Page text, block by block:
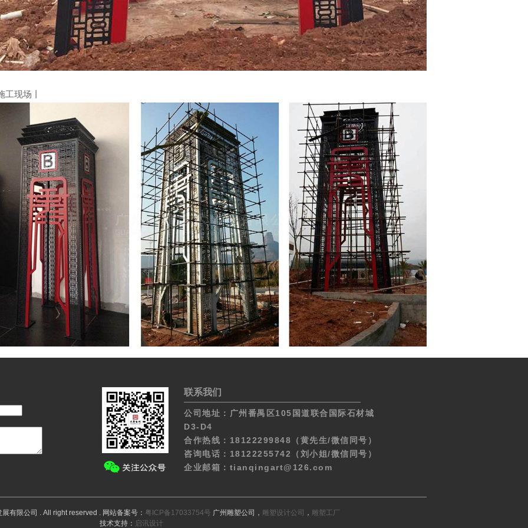
工现场丨
联系我们
公司地址：广州番禺区105国道联合国际石材城
D3-D4
合作热线：18122299848（黄先生/微信同号）
咨询电话：18122255742（刘小姐/微信同号）
企业邮箱：tianqingart@126.com
有限公司 . All right reserved . 网站备案号： 粤ICP备17033754号 广州雕塑公司， 雕塑设计公司 ， 雕塑工厂
技术支持： 启讯设计